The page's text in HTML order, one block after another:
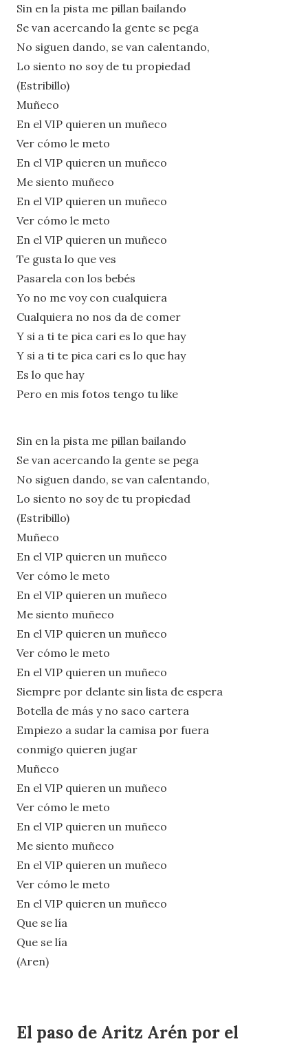
Sin en la pista me pillan bailando
Se van acercando la gente se pega
No siguen dando, se van calentando,
Lo siento no soy de tu propiedad
(Estribillo)
Muñeco
En el VIP quieren un muñeco
Ver cómo le meto
En el VIP quieren un muñeco
Me siento muñeco
En el VIP quieren un muñeco
Ver cómo le meto
En el VIP quieren un muñeco
Te gusta lo que ves
Pasarela con los bebés
Yo no me voy con cualquiera
Cualquiera no nos da de comer
Y si a ti te pica cari es lo que hay
Y si a ti te pica cari es lo que hay
Es lo que hay
Pero en mis fotos tengo tu like
Sin en la pista me pillan bailando
Se van acercando la gente se pega
No siguen dando, se van calentando,
Lo siento no soy de tu propiedad
(Estribillo)
Muñeco
En el VIP quieren un muñeco
Ver cómo le meto
En el VIP quieren un muñeco
Me siento muñeco
En el VIP quieren un muñeco
Ver cómo le meto
En el VIP quieren un muñeco
Siempre por delante sin lista de espera
Botella de más y no saco cartera
Empiezo a sudar la camisa por fuera
conmigo quieren jugar
Muñeco
En el VIP quieren un muñeco
Ver cómo le meto
En el VIP quieren un muñeco
Me siento muñeco
En el VIP quieren un muñeco
Ver cómo le meto
En el VIP quieren un muñeco
Que se lía
Que se lía
(Aren)
El paso de Aritz Arén por el